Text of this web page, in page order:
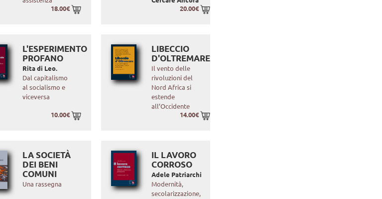
18.00€
20.00€
L'ESPERIMENTO
PROFANO
Rita di Leo.
Dal capitalismo
al socialismo e
viceversa
10.00€
LIBECCIO
D'OLTREMARE
Il vento delle
rivoluzioni del
Nord Africa si
estende
all’Occidente
14.00€
LA SOCIETÀ
DEI BENI
COMUNI
Una rassegna
IL LAVORO
CORROSO
Adele Patriarchi
Modernità,
secolarizzazione,